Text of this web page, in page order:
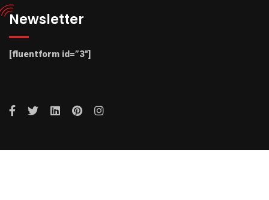
Newsletter
[fluentform id=”3″]